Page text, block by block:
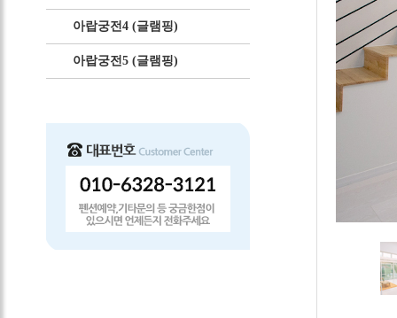
아랍궁전4 (글램핑)
아랍궁전5 (글램핑)